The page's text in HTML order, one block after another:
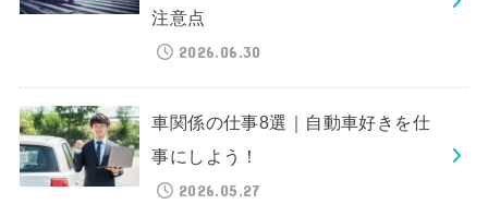
注意点
2026.06.30
車関係の仕事8選｜自動車好きを仕
事にしよう！
2026.05.27